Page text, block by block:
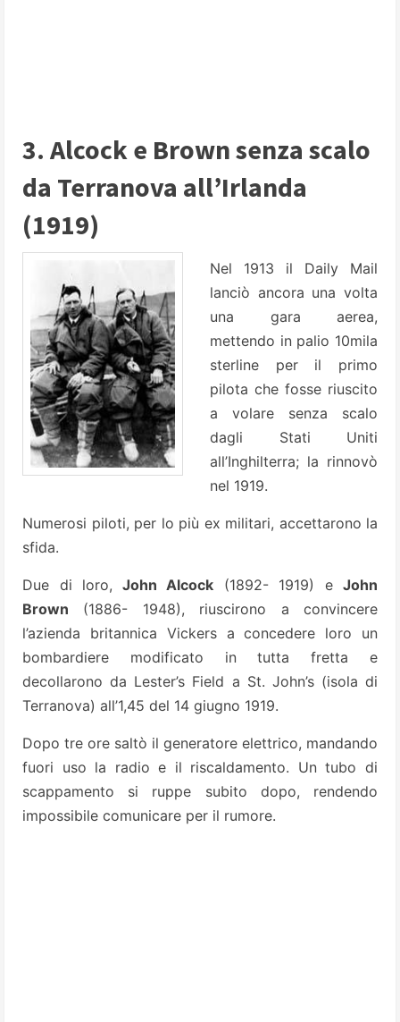
3. Alcock e Brown senza scalo
da Terranova all’Irlanda
(1919)
Nel 1913 il Daily Mail
lanciò ancora una volta
una gara aerea,
mettendo in palio 10mila
sterline per il primo
pilota che fosse riuscito
a volare senza scalo
dagli Stati Uniti
all’Inghilterra; la rinnovò
nel 1919.
Numerosi piloti, per lo più ex militari, accettarono la
sfida.
Due di loro, John Alcock (1892- 1919) e John
Brown (1886- 1948), riuscirono a convincere
l’azienda britannica Vickers a concedere loro un
bombardiere modificato in tutta fretta e
decollarono da Lester’s Field a St. John’s (isola di
Terranova) all’1,45 del 14 giugno 1919.
Dopo tre ore saltò il generatore elettrico, mandando
fuori uso la radio e il riscaldamento. Un tubo di
scappamento si ruppe subito dopo, rendendo
impossibile comunicare per il rumore.